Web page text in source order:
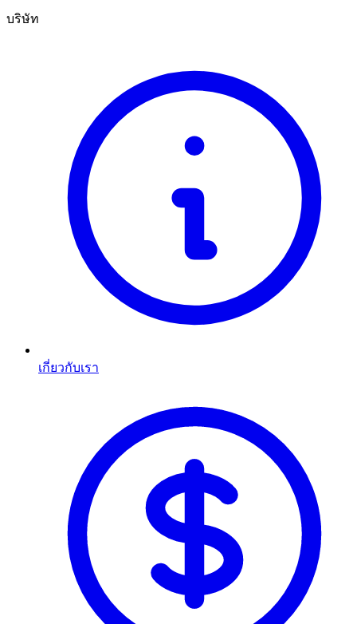
บริษัท
เกี่ยวกับเรา